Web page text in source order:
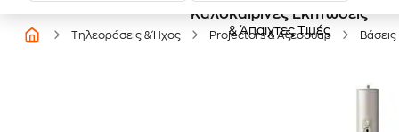
Καλοκαιρινές Εκπτώσεις
& Άπαιχτες Τιμές
Τηλεοράσεις & Ήχος Projectors & Αξεσουάρ